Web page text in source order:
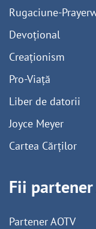
Rugaciune-
Devoțional
Creaționism
Pro-Viață
Liber de datorii
Joyce Meyer
Cartea Cărților
Fii partener
Partener AOTV